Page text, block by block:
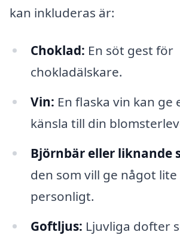
kan inkluderas är:
Choklad: En söt gest för
chokladälskare.
Vin: En flaska vin kan ge
känsla till din
Björnbär eller liknande
den som vill ge något
personligt.
Goftljus: Ljuvliga dofter